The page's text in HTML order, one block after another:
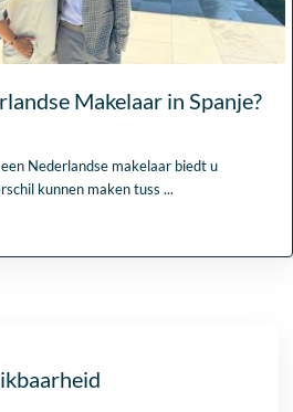
Makelaar in Spanje?
Nederlandse makelaar biedt u
kunnen maken tuss...